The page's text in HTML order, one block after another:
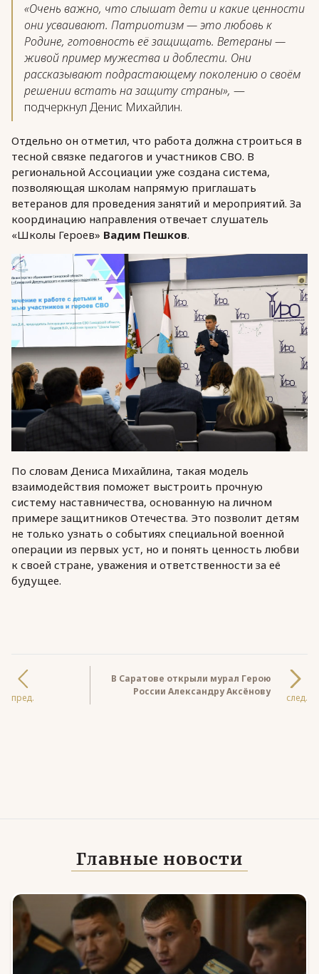
«Очень важно, что слышат дети и какие ценности
они усваивают. Патриотизм — это любовь к
Родине, готовность её защищать. Ветераны —
живой пример мужества и доблести. Они
рассказывают подрастающему поколению о своём
решении встать на защиту страны», —
подчеркнул Денис Михайлин.
Отдельно он отметил, что работа должна строиться в
тесной связке педагогов и участников СВО. В
региональной Ассоциации уже создана система,
позволяющая школам напрямую приглашать
ветеранов для проведения занятий и мероприятий. За
координацию направления отвечает слушатель
«Школы Героев» Вадим Пешков.
По словам Дениса Михайлина, такая модель
взаимодействия поможет выстроить прочную
систему наставничества, основанную на личном
примере защитников Отечества. Это позволит детям
не только узнать о событиях специальной военной
операции из первых уст, но и понять ценность любви
к своей стране, уважения и ответственности за её
будущее.
пред.
В Саратове открыли мурал Герою
России Александру Аксёнову
след.
Главные новости